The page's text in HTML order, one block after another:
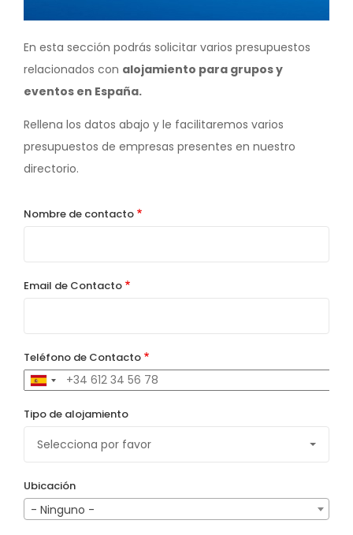
En esta sección podrás solicitar varios presupuestos
relacionados con alojamiento para grupos y
eventos en España.
Rellena los datos abajo y le facilitaremos varios
presupuestos de empresas presentes en nuestro
directorio.
Nombre de contacto
Email de Contacto
Teléfono de Contacto
Tipo de alojamiento
Ubicación
- Ninguno -